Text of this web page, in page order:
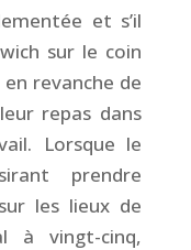
et s’il
sur le coin
revanche de
repas dans
Lorsque le
prendre
les lieux de
à vingt-cinq,